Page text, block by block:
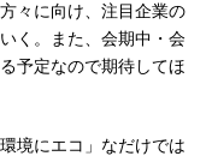
々に向け、注目企業の
く。また、会期中・会
予定なので期待してほ
境にエコ」なだけでは